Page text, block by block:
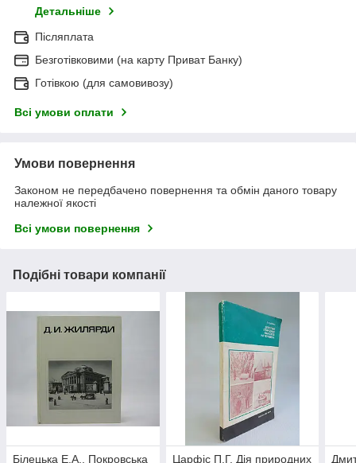
Детальніше
Післяплата
Безготівковими (на карту Приват Банку)
Готівкою (для самовивозу)
Всі умови оплати
Умови повернення
Законом не передбачено повернення та обмін даного товару
належної якості
Всі умови повернення
Подібні товари компанії
Білецька Е.А., Покровська Царфіс П.Г. Дія природних